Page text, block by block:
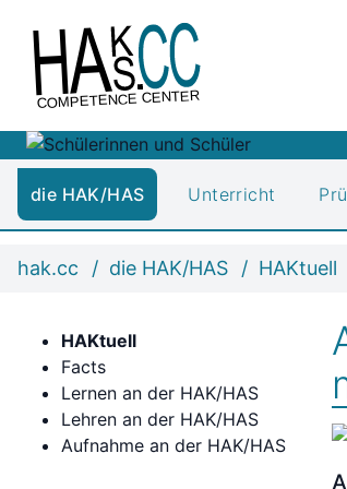
COMPETENCE CENTER
die HAK/HAS Unterricht
hak.cc die HAK/HAS HAKtuell
HAKtuell
Facts
Lernen an der HAK/HAS
Lehren an der HAK/HAS
Aufnahme an der HAK/HAS